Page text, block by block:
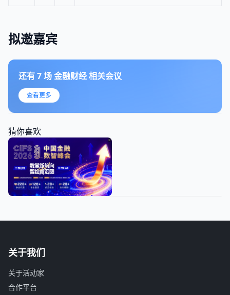
拟邀嘉宾
还有7场金融财经相关会议
查看更多
猜你喜欢
关于我们
关于活动家
合作平台